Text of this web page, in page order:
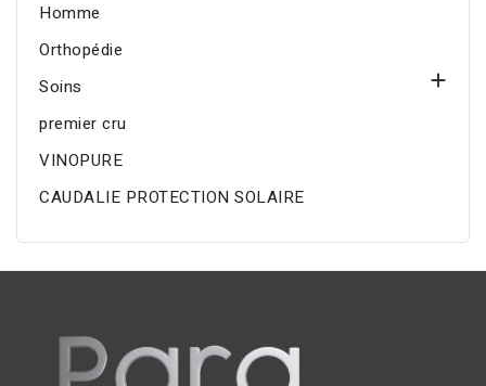
Homme
Orthopédie
Soins

premier cru
VINOPURE
CAUDALIE PROTECTION SOLAIRE